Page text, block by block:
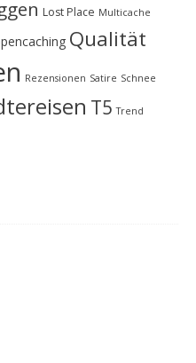
Lost Place Multicache
Qualität
Rezensionen Satire Schnee
T5 Trend